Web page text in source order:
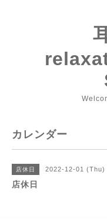
カレンダー
店休日 2022-12-01
店休日